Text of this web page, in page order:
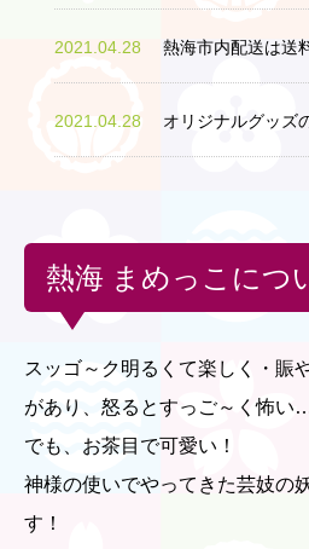
2021.04.28 熱海市内配送は送
2021.04.28 オリジナルグッズ
熱海 まめっこにつ
スッゴ～ク明るくて楽しく・賑
があり、怒るとすっご～く怖い
でも、お茶目で可愛い！
神様の使いでやってきた芸妓の
す！